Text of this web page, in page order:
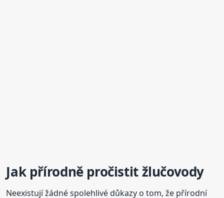
Jak přírodně pročistit žlučovody
Neexistují žádné spolehlivé důkazy o tom, že přírodní